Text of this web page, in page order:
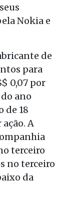
Nokia e
de
para
0,07 por
ano
de 18
A
terceiro
no terceiro
da